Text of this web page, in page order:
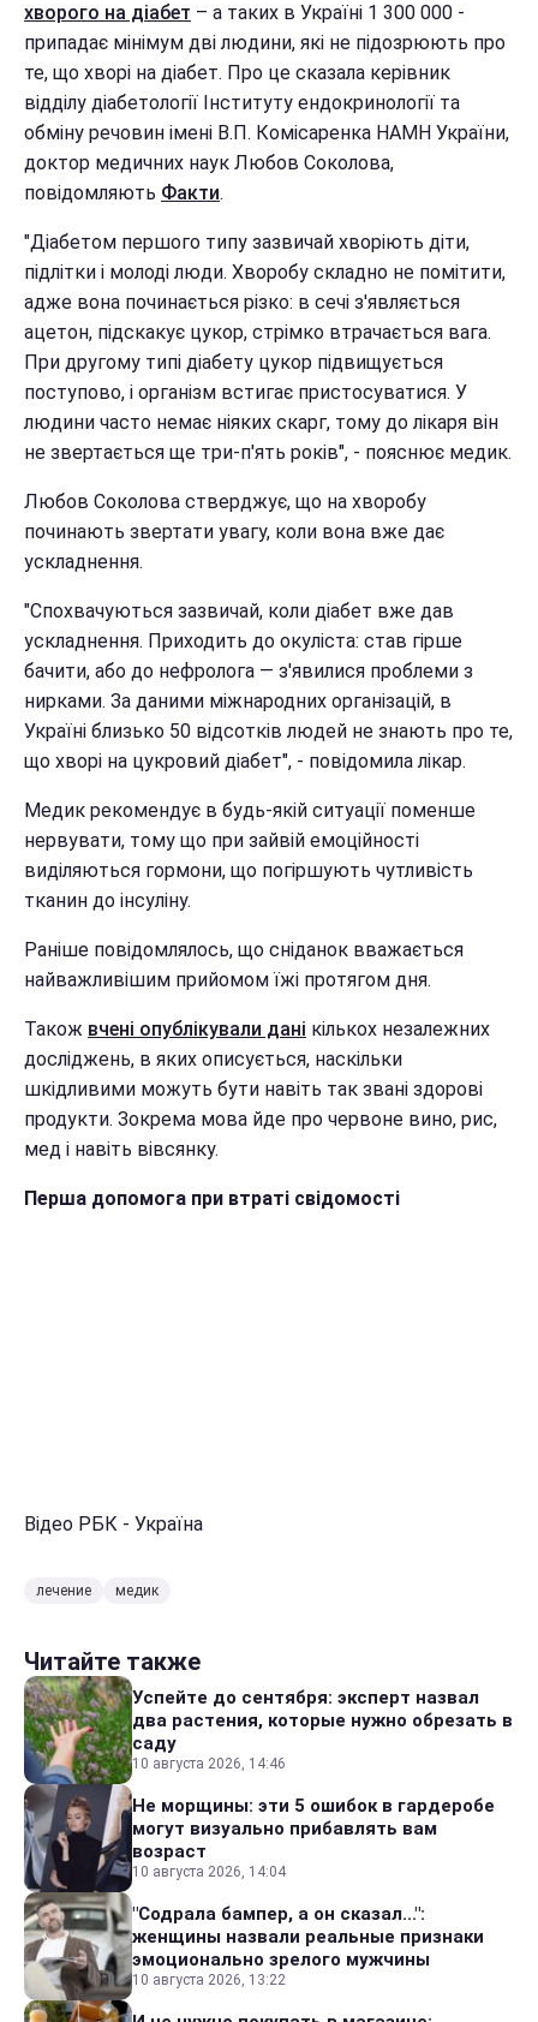
хворого на діабет – а таких в Україні 1 300 000 -
припадає мінімум дві людини, які не підозрюють про
те, що хворі на діабет. Про це сказала керівник
відділу діабетології Інституту ендокринології та
обміну речовин імені В.П. Комісаренка НАМН України,
доктор медичних наук Любов Соколова,
повідомляють Факти.
"Діабетом першого типу зазвичай хворіють діти,
підлітки і молоді люди. Хворобу складно не помітити,
адже вона починається різко: в сечі з'являється
ацетон, підскакує цукор, стрімко втрачається вага.
При другому типі діабету цукор підвищується
поступово, і організм встигає пристосуватися. У
людини часто немає ніяких скарг, тому до лікаря він
не звертається ще три-п'ять років", - пояснює медик.
Любов Соколова стверджує, що на хворобу
починають звертати увагу, коли вона вже дає
ускладнення.
"Спохвачуються зазвичай, коли діабет вже дав
ускладнення. Приходить до окуліста: став гірше
бачити, або до нефролога — з'явилися проблеми з
нирками. За даними міжнародних організацій, в
Україні близько 50 відсотків людей не знають про те,
що хворі на цукровий діабет", - повідомила лікар.
Медик рекомендує в будь-якій ситуації поменше
нервувати, тому що при зайвій емоційності
виділяються гормони, що погіршують чутливість
тканин до інсуліну.
Раніше повідомлялось, що сніданок вважається
найважливішим прийомом їжі протягом дня.
Також вчені опублікували дані кількох незалежних
досліджень, в яких описується, наскільки
шкідливими можуть бути навіть так звані здорові
продукти. Зокрема мова йде про червоне вино, рис,
мед і навіть вівсянку.
Перша допомога при втраті свідомості
Відео РБК - Україна
лечение медик
Читайте также
Успейте до сентября: эксперт назвал
два растения, которые нужно обрезать в
саду
10 августа 2026, 14:46
Не морщины: эти 5 ошибок в гардеробе
могут визуально прибавлять вам
возраст
10 августа 2026, 14:04
"Содрала бампер, а он сказал...":
женщины назвали реальные признаки
эмоционально зрелого мужчины
10 августа 2026, 13:22